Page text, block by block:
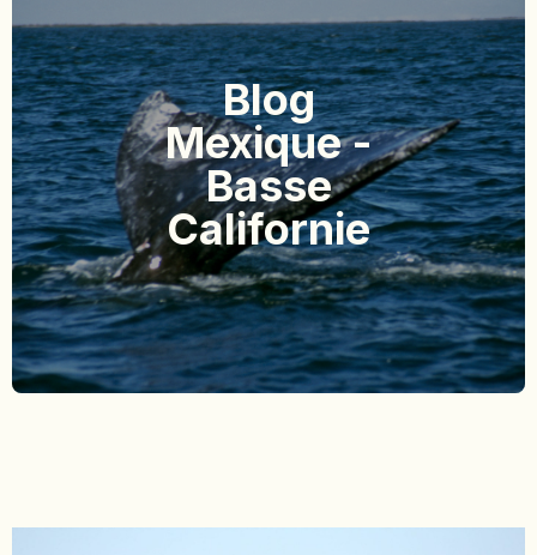
BHOUTAN
BOLIVIE
BOSNIE-HERZÉGOVINE
BOTSWANA
BRÉSIL
BURUNDI
CAMBODGE
CAP VERT
CHILI
CHINE
CHYPRE
COLOMBIE
DJIBOUTI
Blog
Mexique -
Basse
Californie